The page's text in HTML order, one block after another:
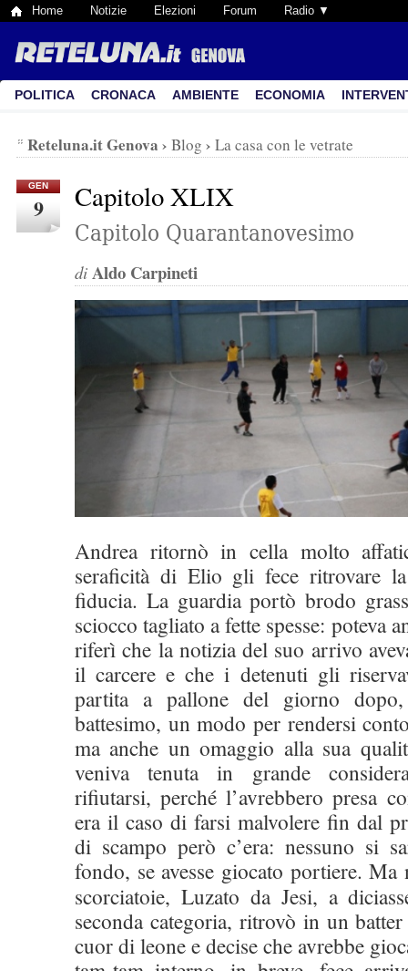
Home Notizie Elezioni Forum Radio ▼
POLITICA CRONACA AMBIENTE ECONOMIA
Reteluna.it Genova › Blog › La casa con le vetrate
GEN
9 Capitolo XLIX
Capitolo Quarantanovesimo
di Aldo Carpineti
Andrea ritornò in cella molto
seraficità di Elio gli fece ritrovare
fiducia. La guardia portò brodo
sciocco tagliato a fette spesse: poteva
riferì che la notizia del suo arrivo
il carcere e che i detenuti gli
partita a pallone del giorno
battesimo, un modo per rendersi
ma anche un omaggio alla sua
veniva tenuta in grande
rifiutarsi, perché l’avrebbero presa
era il caso di farsi malvolere fin dal
di scampo però c’era: nessuno si
fondo, se avesse giocato portiere.
scorciatoie, Luzato da Jesi, a
seconda categoria, ritrovò in un
cuor di leone e decise che avrebbe